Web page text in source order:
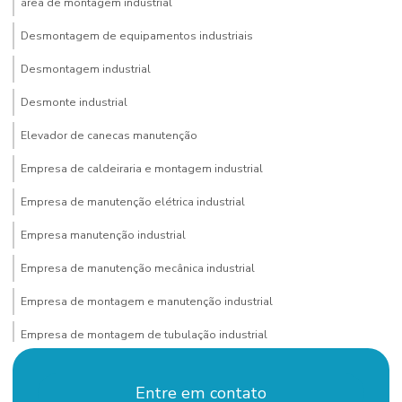
Desmontagem de equipamentos industriais
Desmontagem industrial
Desmonte industrial
Elevador de canecas manutenção
Empresa de caldeiraria e montagem industrial
Empresa de manutenção elétrica industrial
Empresa manutenção industrial
Empresa de manutenção mecânica industrial
Empresa de montagem e manutenção industrial
Empresa de montagem de tubulação industrial
Entre em contato